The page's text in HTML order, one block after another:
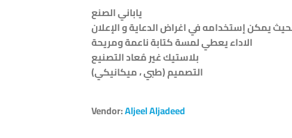
ياباني الصنع
يمكن إستخدامه في اغراض الدعاية و الإعلان
الاداء يعطي لمسة كتابة ناعمة ومريحة
بلاستيك غير مُعاد التصنيع
التصميم (طبي ، ميكانيكي)
Vendor:Aljeel Aljadeed